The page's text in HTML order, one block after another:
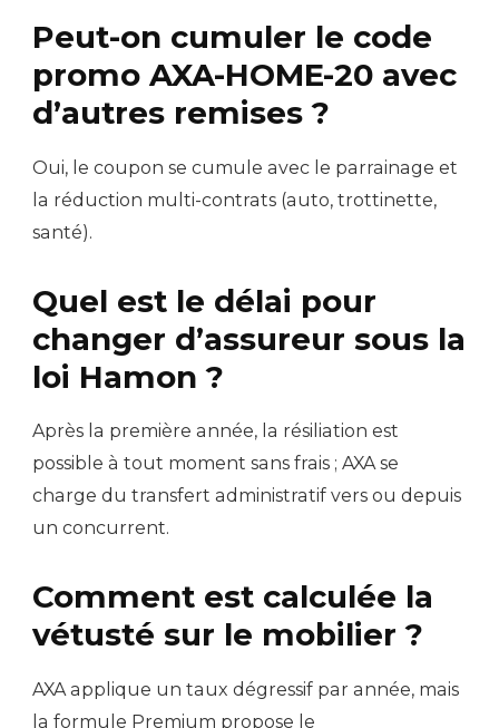
Peut-on cumuler le code
promo AXA-HOME-20 avec
d’autres remises ?
Oui, le coupon se cumule avec le parrainage et
la réduction multi-contrats (auto, trottinette,
santé).
Quel est le délai pour
changer d’assureur sous la
loi Hamon ?
Après la première année, la résiliation est
possible à tout moment sans frais ; AXA se
charge du transfert administratif vers ou depuis
un concurrent.
Comment est calculée la
vétusté sur le mobilier ?
AXA applique un taux dégressif par année, mais
la formule Premium propose le